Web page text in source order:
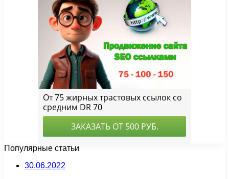
Популярные статьи
30.06.2022